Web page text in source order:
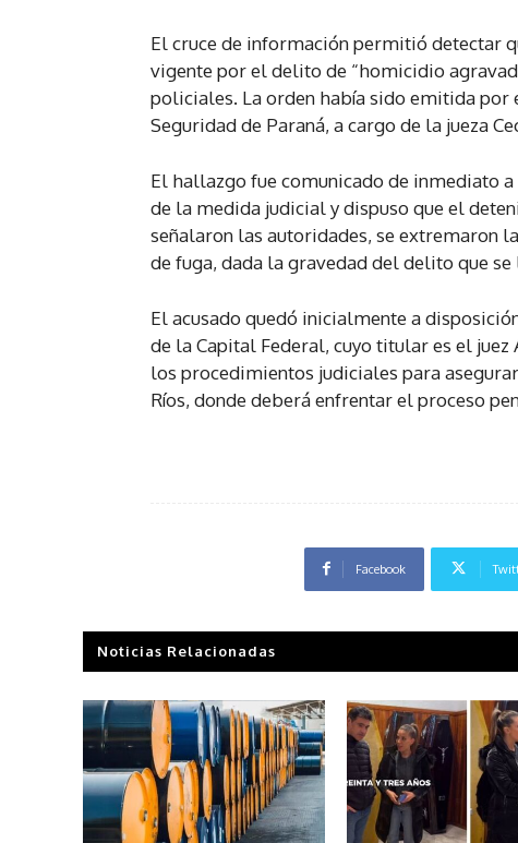
El cruce de información permitió detectar
vigente por el delito de “homicidio
policiales. La orden había sido emitida por
Seguridad de Paraná, a cargo de la jueza
El hallazgo fue comunicado de inmediato
de la medida judicial y dispuso que el
señalaron las autoridades, se extremaron
de fuga, dada la gravedad del delito que
El acusado quedó inicialmente a
de la Capital Federal, cuyo titular es el
los procedimientos judiciales para
Ríos, donde deberá enfrentar el proceso
Facebook
Noticias Relacionadas